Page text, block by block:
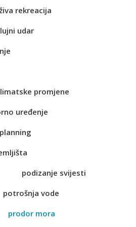
rekreacija
udar
promjene
uređenje
podizanje svijesti
potrošnja vode
prodor mora